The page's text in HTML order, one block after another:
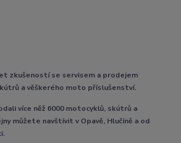
zkušeností se servisem a prodejem
a věškerého moto příslušenství.
více něž 6000 motocyklů, skútrů a
můžete navštívit v Opavě, Hlučíně a od